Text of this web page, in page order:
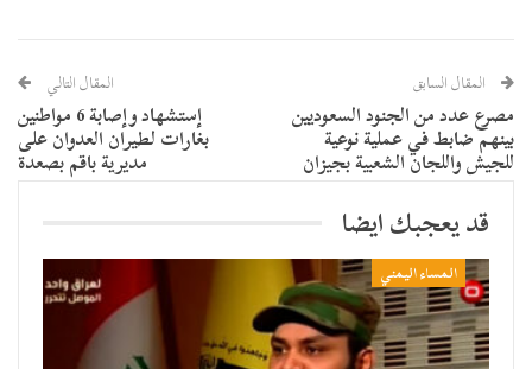
المقال السابق
مصرع عدد من الجنود السعوديين
بينهم ضابط في عملية نوعية
للجيش واللجان الشعبية بجيزان
المقال التالي
إستشهاد وإصابة 6 مواطنين
بغارات لطيران العدوان على
مديرية باقم بصعدة
قد يعجبك ايضا
المساء اليمني